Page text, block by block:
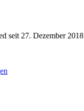
seit 27. Dezember 2018